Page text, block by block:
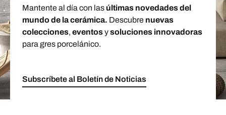
Mantente al día con las últimas novedades del
mundo de la cerámica. Descubre nuevas
colecciones, eventosysoluciones innovadoras
para gres porcelánico.
Subscríbete al Boletín de Noticias